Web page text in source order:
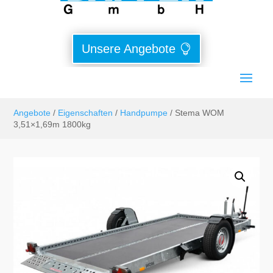
Unsere Angebote
Angebote / Eigenschaften / Handpumpe / Stema WOM
3,51×1,69m 1800kg